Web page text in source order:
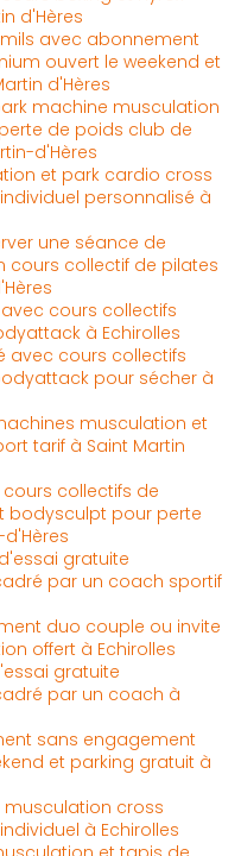
d'Hères
avec abonnement
ouvert le weekend et
d'Hères
machine musculation
de poids club de
d'Hères
et park cardio cross
personnalisé à
une séance de
cours collectif de pilates
cours collectifs
à Echirolles
avec cours collectifs
pour sécher à
musculation et
tarif à Saint Martin
collectifs de
bodysculpt pour perte
gratuite
par un coach sportif
duo couple ou invite
offert à Echirolles
gratuite
par un coach à
sans engagement
et parking gratuit à
musculation cross
à Echirolles